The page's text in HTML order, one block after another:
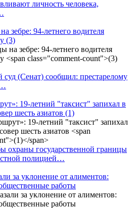
личность человека,
зебре: 94-летнего водителя
(3)
(Сенат) сообщил: престарелому
19-летний "таксист" запихал в
шесть азиатов (1)
охраны государственной границы
полицией…
за уклонение от алиментов:
работы